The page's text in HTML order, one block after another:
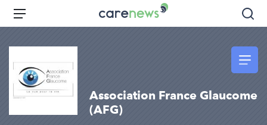
Aller
principal
Carenews,
Le
l'engagement
Menu
Association France Glaucome
(AFG)